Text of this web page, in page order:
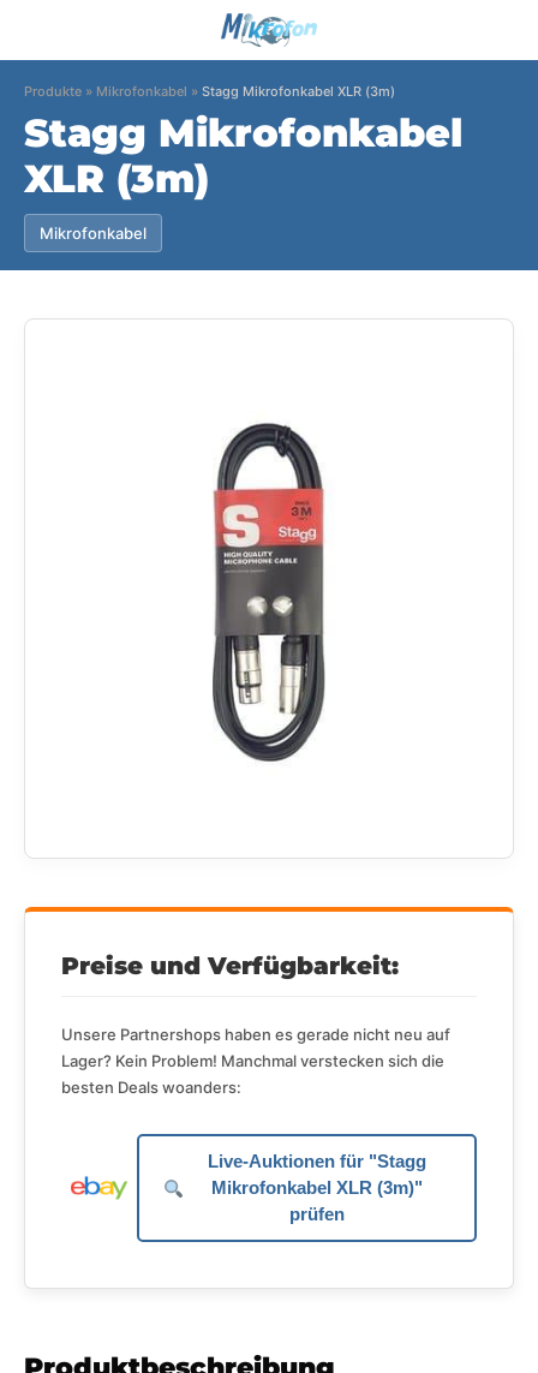
Produkte » Mikrofonkabel » Stagg Mikrofonkabel XLR (3m)
Stagg Mikrofonkabel
XLR (3m)
Mikrofonkabel
Preise und Verfügbarkeit:
Unsere Partnershops haben es gerade nicht neu auf
Lager? Kein Problem! Manchmal verstecken sich die
besten Deals woanders:
Live-Auktionen für "Stagg
Mikrofonkabel XLR (3m)"
prüfen